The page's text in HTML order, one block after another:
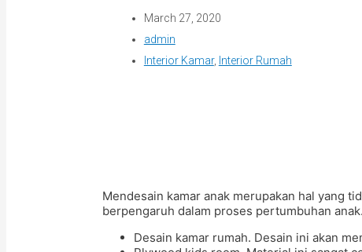
March 27, 2020
admin
Interior Kamar, Interior Rumah
Mendesain kamar anak merupakan hal yang
berpengaruh dalam proses pertumbuhan
Desain kamar rumah. Desain ini akan